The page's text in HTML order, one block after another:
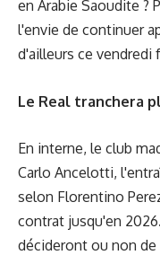
en Arabie Saoudite ?
l'envie de continuer
d'ailleurs ce vendredi
Le Real tranchera
En interne, le club
Carlo Ancelotti,
selon Florentino
contrat jusqu'en
décideront ou non